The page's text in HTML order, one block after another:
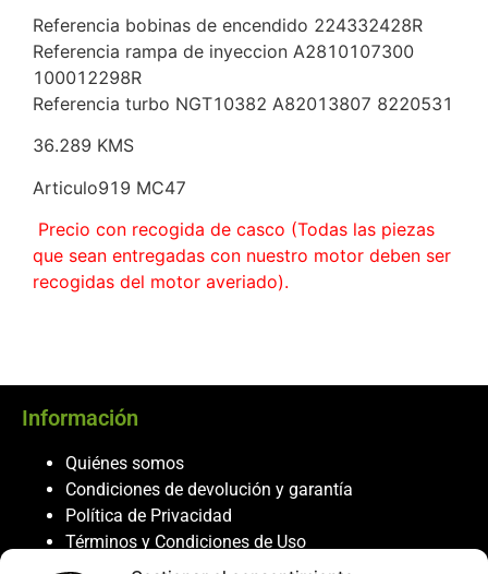
Referencia bobinas de encendido 224332428R
Referencia rampa de inyeccion A2810107300
100012298R
Referencia turbo NGT10382 A82013807 8220531
36.289 KMS
Articulo919 MC47
Precio con recogida de casco (Todas las piezas
que sean entregadas con nuestro motor deben ser
recogidas del motor averiado).
Información
Quiénes somos
Condiciones de devolución y garantía
Política de Privacidad
Términos y Condiciones de Uso
Política de Cookies